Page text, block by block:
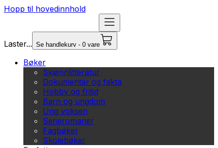
Hopp til hovedinnhold
Laster... Se handlekurv - 0 vare
Bøker
Skjønnlitteratur
Dokumentar og fakta
Hobby og fritid
Barn og ungdom
Ung voksen
Serieromaner
Fagbøker
Skolebøker